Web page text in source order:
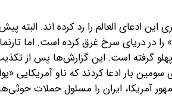
ادعای العالم را رد کرده اند. البته
در دریای سرخ غرق کرده است. اما
گرفته است. این گزارش‌ها پس از
سومین بار ادعا کردند که ناو
آمریکا، ایران را مسئول حملات